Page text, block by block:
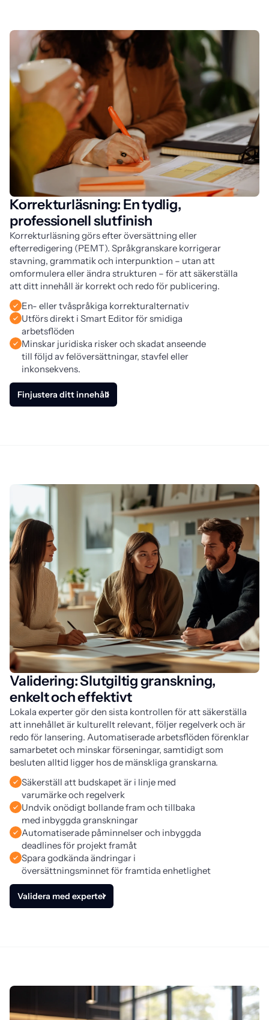
Korrekturläsning: En tydlig,
professionell slutfinish
Korrekturläsning görs efter översättning eller
efterredigering (PEMT). Språkgranskare korrigerar
stavning, grammatik och interpunktion – utan att
omformulera eller ändra strukturen – för att säkerställa
att ditt innehåll är korrekt och redo för publicering.
En- eller tvåspråkiga korrekturalternativ
Utförs direkt i Smart Editor för smidiga
arbetsflöden
Minskar juridiska risker och skadat anseende
till följd av felöversättningar, stavfel eller
inkonsekvens.
Finjustera ditt innehåll
Validering: Slutgiltig granskning,
enkelt och effektivt
Lokala experter gör den sista kontrollen för att säkerställa
att innehållet är kulturellt relevant, följer regelverk och är
redo för lansering. Automatiserade arbetsflöden förenklar
samarbetet och minskar förseningar, samtidigt som
besluten alltid ligger hos de mänskliga granskarna.
Säkerställ att budskapet är i linje med
varumärke och regelverk
Undvik onödigt bollande fram och tillbaka
med inbyggda granskningar
Automatiserade påminnelser och inbyggda
deadlines för projekt framåt
Spara godkända ändringar i
översättningsminnet för framtida enhetlighet
Validera med experter